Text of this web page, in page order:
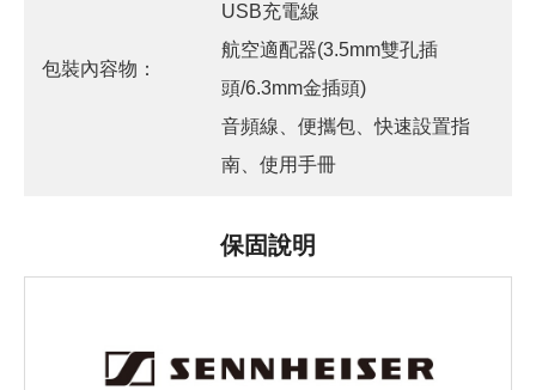
包裝內容物：
USB充電線
航空適配器(3.5mm雙孔插
頭/6.3mm金插頭)
音頻線、便攜包、快速設置指
南、使用手冊
保固說明